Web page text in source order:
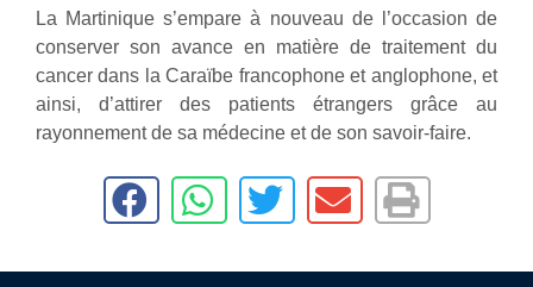
La Martinique s’empare à nouveau de l’occasion de
conserver son avance en matière de traitement du
cancer dans la Caraïbe francophone et anglophone, et
ainsi, d’attirer des patients étrangers grâce au
rayonnement de sa médecine et de son savoir-faire.